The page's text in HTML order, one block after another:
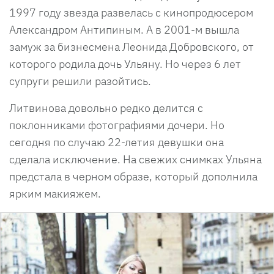
1997 году звезда развелась с кинопродюсером
Александром Антипиным. А в 2001-м вышла
замуж за бизнесмена Леонида Добровского, от
которого родила дочь Ульяну. Но через 6 лет
супруги решили разойтись.
Литвинова довольно редко делится с
поклонниками фотографиями дочери. Но
сегодня по случаю 22-летия девушки она
сделала исключение. На свежих снимках Ульяна
предстала в черном образе, который дополнила
ярким макияжем.